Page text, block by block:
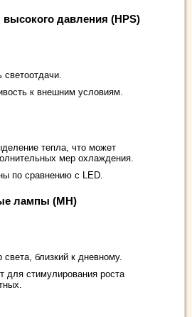
давления (HPS)
светоотдачи.
к внешним условиям.
тепла, что может
мер охлаждения.
по сравнению с LED.
лампы (MH)
близкий к дневному.
для стимулирования роста